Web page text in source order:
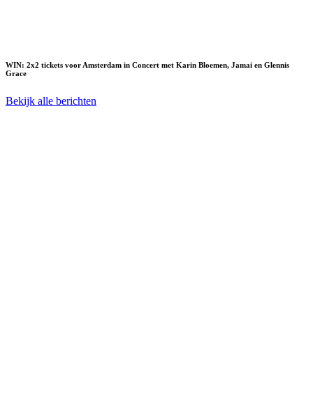
WIN: 2x2 tickets voor Amsterdam in Concert met Karin Bloemen, Jamai en Glennis
Grace
Bekijk alle berichten